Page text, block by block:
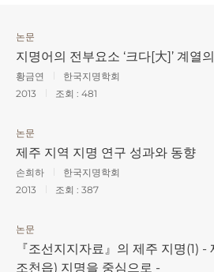
논문
지명어의 전부요소 ‘크다[大]’ 계열
황금연
한국지명학회
2013
조회 : 481
논문
제주 지역 지명 연구 성과와 동향
손희하
한국지명학회
2013
조회 : 387
논문
『조선지지자료』의 제주 지명(1)
조천읍) 지명을 중심으로 -